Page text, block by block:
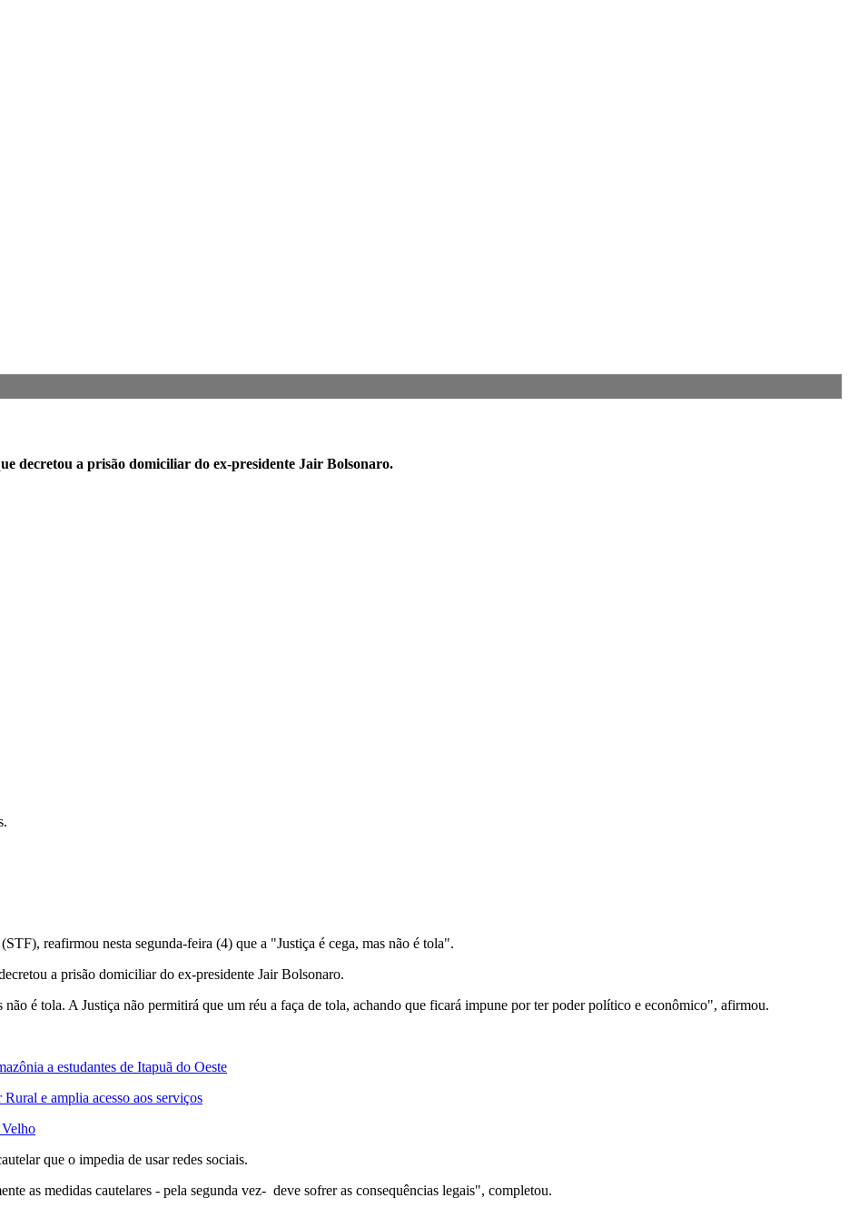
decretou a prisão domiciliar do ex-presidente Jair Bolsonaro.
reafirmou nesta segunda-feira (4) que a "Justiça é cega, mas não é tola".
a prisão domiciliar do ex-presidente Jair Bolsonaro.
é tola. A Justiça não permitirá que um réu a faça de tola, achando que ficará impune por ter poder político e econômico", afirmou.
a estudantes de Itapuã do Oeste
e amplia acesso aos serviços
Velho
que o impedia de usar redes sociais.
as medidas cautelares - pela segunda vez- deve sofrer as consequências legais", completou.